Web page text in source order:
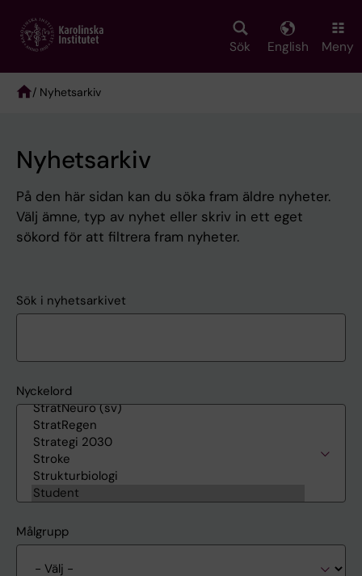
main
Sök English Meny
/ Nyhetsarkiv
Nyhetsarkiv
På den här sidan kan du söka fram äldre nyheter.
Välj ämne, typ av nyhet eller skriv in ett eget
sökord för att filtrera fram nyheter.
Sök i nyhetsarkivet
Nyckelord
Målgrupp